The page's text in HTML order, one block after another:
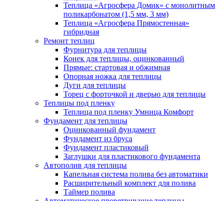
Теплица «Агросфера Домик» с монолитным
поликарбонатом (1,5 мм, 3 мм)
Теплица «Агросфера Прямостенная»
гибридная
Ремонт теплиц
Фурнитура для теплицы
Конек для теплицы, оцинкованный
Прямые: стартовая и обжимная
Опорная ножка для теплицы
Дуги для теплицы
Торец с форточкой и дверью для теплицы
Теплицы под пленку
Теплица под пленку Умница Комфорт
Фундамент для теплицы
Оцинкованный фундамент
Фундамент из бруса
Фундамент пластиковый
Заглушки для пластикового фундамента
Автополив для теплицы
Капельная система полива без автоматики
Расширительный комплект для полива
Таймер полива